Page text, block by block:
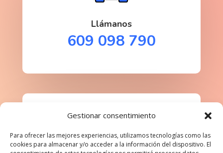
Gestionar consentimiento
Para ofrecer las mejores experiencias, utilizamos tecnologías como las
cookies para almacenar y/o acceder a la información del dispositivo. El
Llámanos
609 098 790